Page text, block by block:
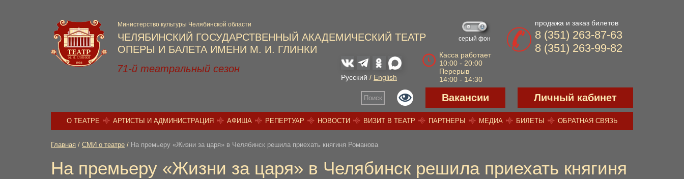
ЧЕЛЯБИНСКИЙ ГОСУДАРСТВЕННЫЙ АКАДЕМИЧЕСКИЙ ТЕАТР
ОПЕРЫ И БАЛЕТА ИМЕНИ М. И. ГЛИНКИ
Министерство культуры Челябинской области
серый фон
Касса работает
10:00 - 20:00
Перерыв
14:00 - 14:30
Русский / English
продажа и заказ билетов
8 (351) 263-87-63
8 (351) 263-99-82
71-й театральный сезон
Поиск Вакансии Личный кабинет
О ТЕАТРЕ АРТИСТЫ И АДМИНИСТРАЦИЯ АФИША РЕПЕРТУАР НОВОСТИ ВИЗИТ В ТЕАТР ПАРТНЕРЫ МЕДИА БИЛЕТЫ ОБРАТНАЯ СВЯЗЬ
Главная / СМИ о театре / На премьеру «Жизни за царя» в Челябинск решила приехать княгиня Романова
На премьеру «Жизни за царя» в Челябинск решила приехать княгиня